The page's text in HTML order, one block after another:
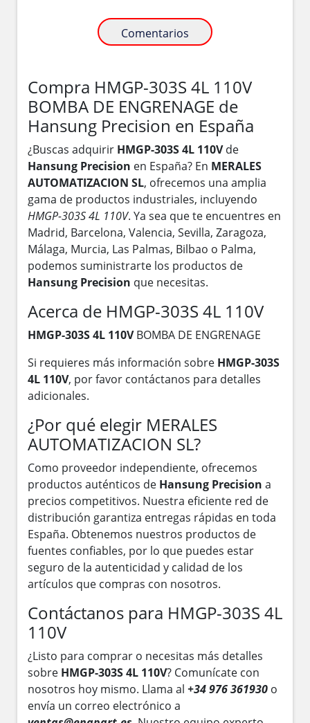
Comentarios
Compra HMGP-303S 4L 110V
BOMBA DE ENGRENAGE de
Hansung Precision en España
¿Buscas adquirir HMGP-303S 4L 110Vde
Hansung Precision en España? En MERALES
AUTOMATIZACION SL, ofrecemos una amplia
gama de productos industriales, incluyendo
HMGP-303S 4L 110V. Ya sea que te encuentres en
Madrid, Barcelona, Valencia, Sevilla, Zaragoza,
Málaga, Murcia, Las Palmas, Bilbao o Palma,
podemos suministrarte los productos de
Hansung Precision que necesitas.
Acerca de HMGP-303S 4L 110V
HMGP-303S 4L 110VBOMBA DE ENGRENAGE
Si requieres más información sobre HMGP-303S
4L 110V, por favor contáctanos para detalles
adicionales.
¿Por qué elegir MERALES
AUTOMATIZACION SL?
Como proveedor independiente, ofrecemos
productos auténticos de Hansung Precision a
precios competitivos. Nuestra eficiente red de
distribución garantiza entregas rápidas en toda
España. Obtenemos nuestros productos de
fuentes confiables, por lo que puedes estar
seguro de la autenticidad y calidad de los
artículos que compras con nosotros.
Contáctanos para HMGP-303S 4L
110V
¿Listo para comprar o necesitas más detalles
sobre HMGP-303S 4L 110V? Comunícate con
nosotros hoy mismo. Llama al +34 976 361930 o
envía un correo electrónico a